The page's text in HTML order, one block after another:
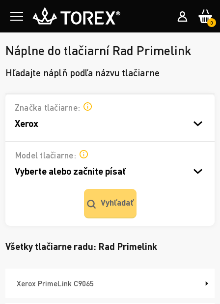
0
Náplne do tlačiarní Rad Primelink
Hľadajte náplň podľa názvu tlačiarne
Značka tlačiarne:
Xerox
Model tlačiarne:
Vyberte alebo začnite písať
Vyhľadať
Všetky tlačiarne radu: Rad Primelink
Xerox PrimeLink C9065